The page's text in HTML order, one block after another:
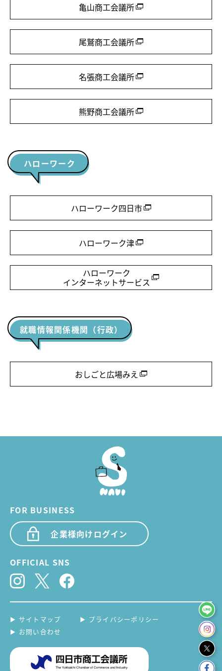
亀山商工会議所
尾鷲商工会議所
名張商工会議所
熊野商工会議所
ハローワーク
ハローワーク四日市
ハローワーク津
ハローワーク
インターネットサービス
就職情報関係機関（行政）
おしごと広場みえ
FOR BUSINESS
企業様向けログイン
OFFICIAL SNS
サイトマップ
プライバシーポリシー
お問い合わせ